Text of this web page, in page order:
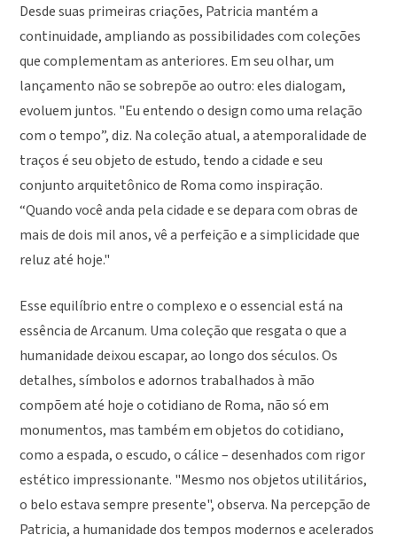
Desde suas primeiras criações, Patricia mantém a
continuidade, ampliando as possibilidades com coleções
que complementam as anteriores. Em seu olhar, um
lançamento não se sobrepõe ao outro: eles dialogam,
evoluem juntos. "Eu entendo o design como uma relação
com o tempo”, diz. Na coleção atual, a atemporalidade de
traços é seu objeto de estudo, tendo a cidade e seu
conjunto arquitetônico de Roma como inspiração.
“Quando você anda pela cidade e se depara com obras de
mais de dois mil anos, vê a perfeição e a simplicidade que
reluz até hoje."
Esse equilíbrio entre o complexo e o essencial está na
essência de Arcanum. Uma coleção que resgata o que a
humanidade deixou escapar, ao longo dos séculos. Os
detalhes, símbolos e adornos trabalhados à mão
compõem até hoje o cotidiano de Roma, não só em
monumentos, mas também em objetos do cotidiano,
como a espada, o escudo, o cálice – desenhados com rigor
estético impressionante. "Mesmo nos objetos utilitários,
o belo estava sempre presente", observa. Na percepção de
Patricia, a humanidade dos tempos modernos e acelerados